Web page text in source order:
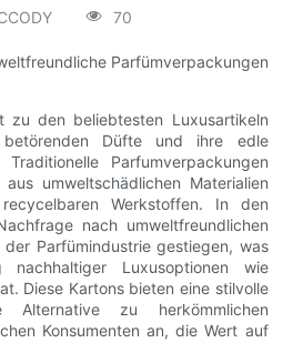
70
Parfümverpackungen
zu den beliebtesten Luxusartikeln
Düfte und ihre edle
Parfumverpackungen
umweltschädlichen Materialien
Werkstoffen. In den
nach umweltfreundlichen
der Parfümindustrie gestiegen, was
nachhaltiger Luxusoptionen wie
Diese Kartons bieten eine stilvolle
Alternative zu herkömmlichen
Konsumenten an, die Wert auf